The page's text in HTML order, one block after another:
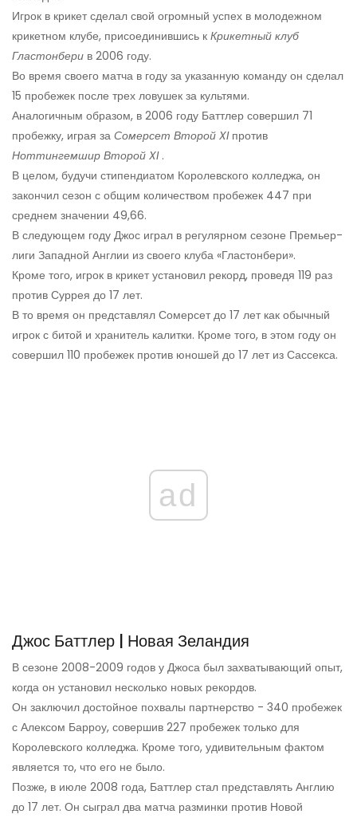
Игрок в крикет сделал свой огромный успех в молодежном
крикетном клубе, присоединившись к Крикетный клуб
Гластонбери в 2006 году.
Во время своего матча в году за указанную команду он сделал
15 пробежек после трех ловушек за культями.
Аналогичным образом, в 2006 году Баттлер совершил 71
пробежку, играя за Сомерсет Второй XIпротив
Ноттингемшир Второй XI.
В целом, будучи стипендиатом Королевского колледжа, он
закончил сезон с общим количеством пробежек 447 при
среднем значении 49,66.
В следующем году Джос играл в регулярном сезоне Премьер-
лиги Западной Англии из своего клуба «Гластонбери».
Кроме того, игрок в крикет установил рекорд, проведя 119 раз
против Суррея до 17 лет.
В то время он представлял Сомерсет до 17 лет как обычный
игрок с битой и хранитель калитки. Кроме того, в этом году он
совершил 110 пробежек против юношей до 17 лет из Сассекса.
ad
Джос Баттлер | Новая Зеландия
В сезоне 2008-2009 годов у Джоса был захватывающий опыт,
когда он установил несколько новых рекордов.
Он заключил достойное похвалы партнерство - 340 пробежек
с Алексом Барроу, совершив 227 пробежек только для
Королевского колледжа. Кроме того, удивительным фактом
является то, что его не было.
Позже, в июле 2008 года, Баттлер стал представлять Англию
до 17 лет. Он сыграл два матча разминки против Новой